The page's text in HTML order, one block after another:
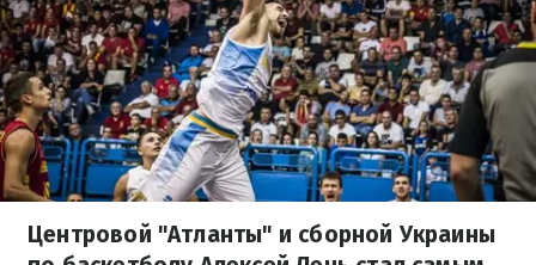
Центровой "Атланты" и сборной Украины